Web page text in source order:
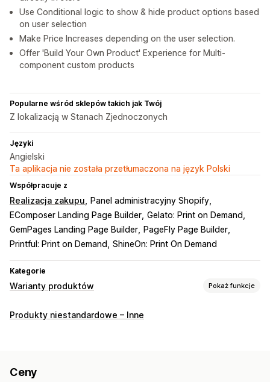
Use Conditional logic to show & hide product options based
on user selection
Make Price Increases depending on the user selection.
Offer 'Build Your Own Product' Experience for Multi-
component custom products
Popularne wśród sklepów takich jak Twój
Z lokalizacją w Stanach Zjednoczonych
Języki
Angielski
Ta aplikacja nie została przetłumaczona na język Polski
Współpracuje z
Realizacja zakupu
Panel administracyjny Shopify
EComposer Landing Page Builder Gelato: Print on Demand
GemPages Landing Page Builder
PageFly Page Builder
Printful: Print on Demand
ShineOn: Print On Demand
Kategorie
Warianty produktów Pokaż funkcje
Dostosowanie
Opakowanie prezentu
Produkty niestandardowe – Inne
Ceny